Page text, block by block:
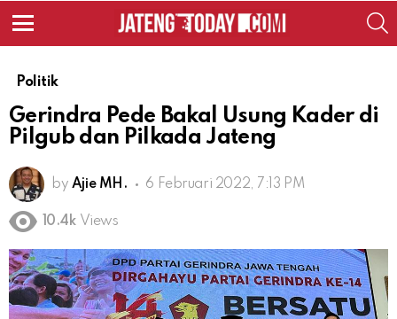
Politik
Gerindra Pede Bakal Usung Kader di
Pilgub dan Pilkada Jateng
by Ajie MH. 6 Februari 2022, 7:13 PM
10.4k Views